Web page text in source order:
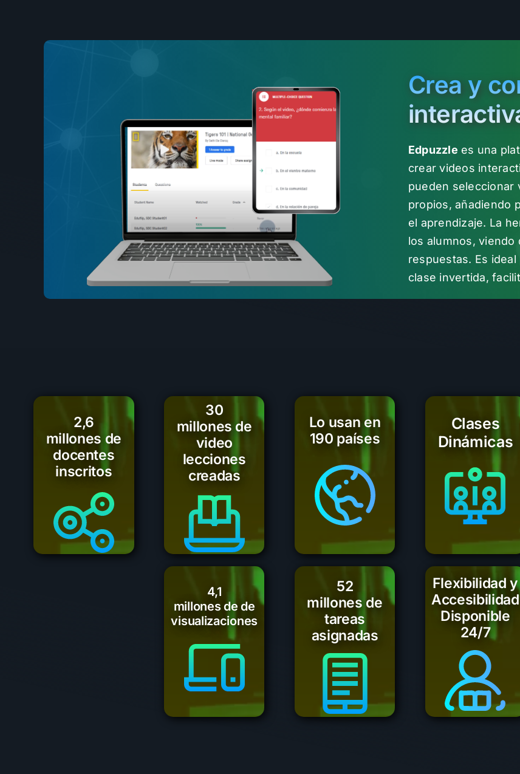
Crea y
Edpuzzle es una
crear videos
pueden seleccionar
propios, añadiendo
el aprendizaje. La
los alumnos, viendo
respuestas. Es
clase invertida,
2,6
millones de
docentes
inscritos
30
millones de
video
lecciones
creadas
Lo usan en
190 países
Clases
Dinámicas
4,1
millones de de
visualizaciones
52
millones de
tareas
asignadas
Flexibilidad y
Accesibilidad
Disponible
24/7